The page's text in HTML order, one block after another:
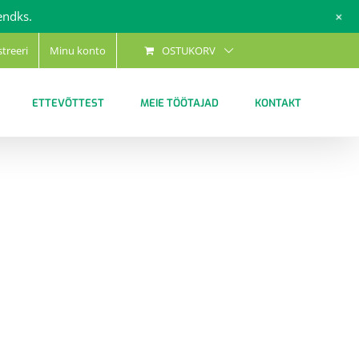
Minu konto OSTUKORV
ETTEVÕTTEST MEIE TÖÖTAJAD KONTAKT
+